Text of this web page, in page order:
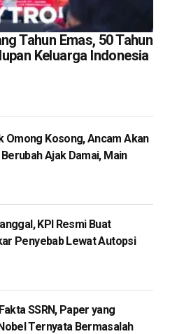
Tahun Emas, 50 Tahun
Keluarga Indonesia
Omong Kosong, Ancam Akan
Ajak Damai, Main
KPI Resmi Buat
Penyebab Lewat Autopsi
SSRN, Paper yang
Ternyata Bermasalah